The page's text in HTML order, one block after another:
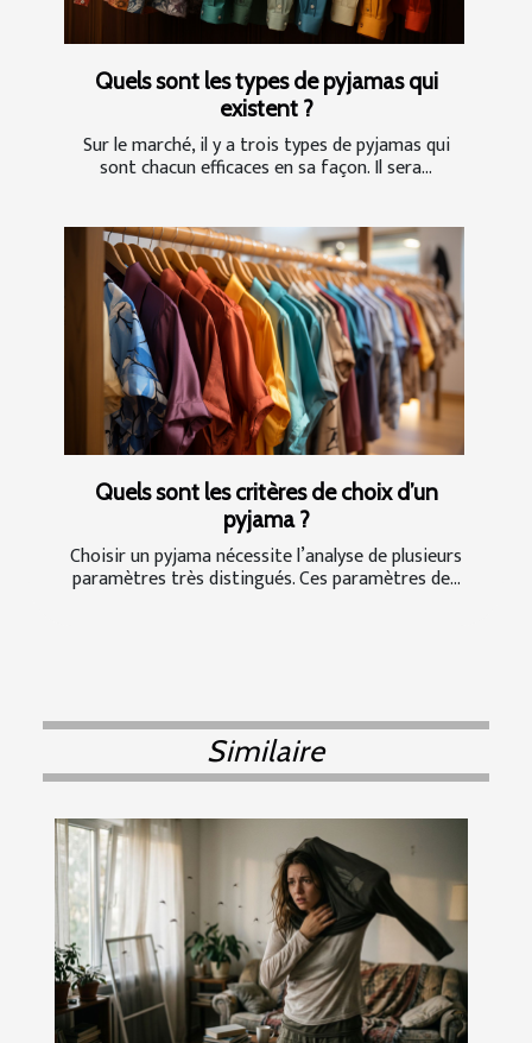
Quels sont les types de pyjamas qui
existent ?
Sur le marché, il y a trois types de pyjamas qui
sont chacun efficaces en sa façon. Il sera...
Quels sont les critères de choix d’un
pyjama ?
Choisir un pyjama nécessite l’analyse de plusieurs
paramètres très distingués. Ces paramètres de...
Similaire